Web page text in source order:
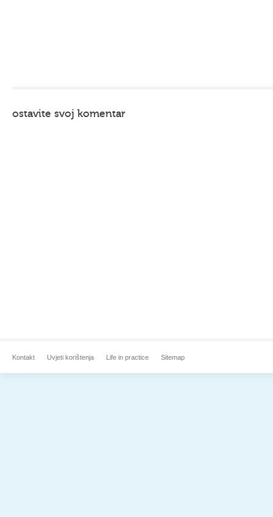
ostavite svoj komentar
Kontakt Uvjeti korištenja Life in practice Sitemap